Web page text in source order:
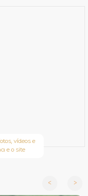
vídeos e
e o site